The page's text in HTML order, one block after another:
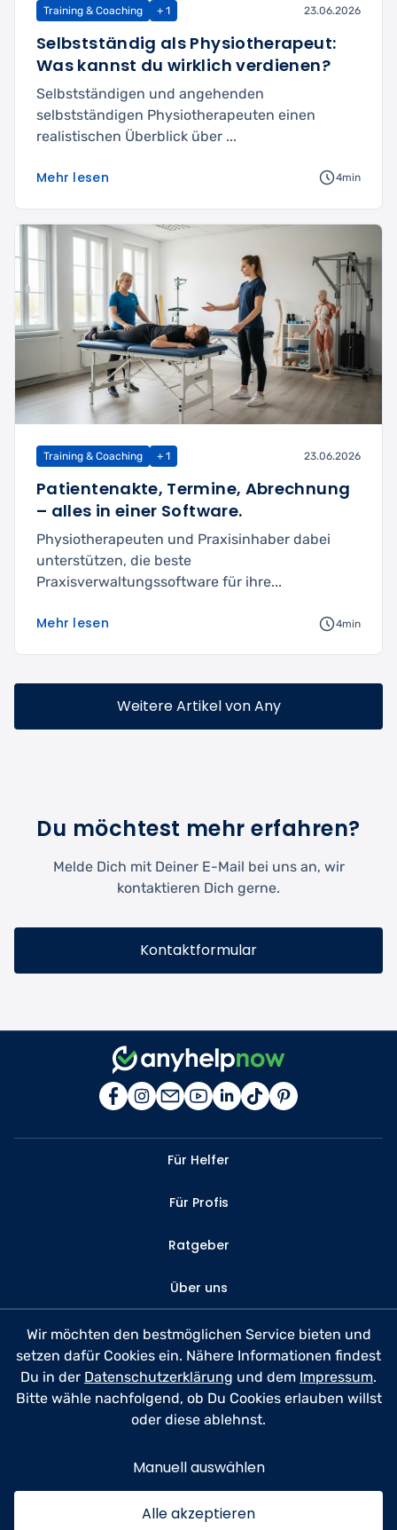
Training & Coaching + 1 23.06.2026
Selbstständig als Physiotherapeut:
Was kannst du wirklich verdienen?
Selbstständigen und angehenden
selbstständigen Physiotherapeuten einen
realistischen Überblick über ...
Mehr lesen 4min
Training & Coaching + 1 23.06.2026
Patientenakte, Termine, Abrechnung
– alles in einer Software.
Physiotherapeuten und Praxisinhaber dabei
unterstützen, die beste
Praxisverwaltungssoftware für ihre...
Mehr lesen 4min
Weitere Artikel von Any
Du möchtest mehr erfahren?
Melde Dich mit Deiner E-Mail bei uns an, wir
kontaktieren Dich gerne.
Kontaktformular
Für Helfer
Für Profis
Ratgeber
Über uns
Kontakt
FAQ
Datenschutz
Nutzungsbedingungen
Wir möchten den bestmöglichen Service bieten und
setzen dafür Cookies ein. Nähere Informationen findest
Du in der Datenschutzerklärung und dem Impressum.
Bitte wähle nachfolgend, ob Du Cookies erlauben willst
oder diese ablehnst.
Manuell auswählen
Alle akzeptieren